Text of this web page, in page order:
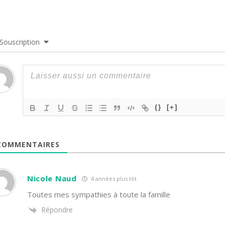
{} [+]
Nicole Naud 4 années plus tôt
Toutes mes sympathies à toute la famille
Répondre